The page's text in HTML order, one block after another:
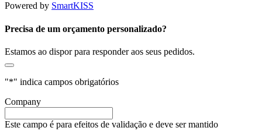
Powered by SmartKISS
Precisa de um orçamento personalizado?
Estamos ao dispor para responder aos seus pedidos.
"*" indica campos obrigatórios
Company
Este campo é para efeitos de validação e deve ser mantido